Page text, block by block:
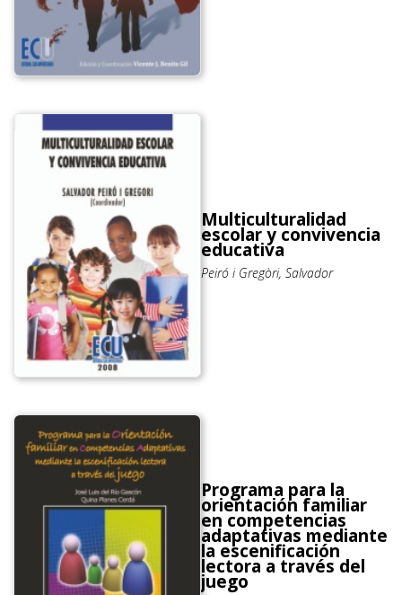
Multiculturalidad
escolar y convivencia
educativa
Peiró i Gregòri, Salvador
Programa para la
orientación familiar
en competencias
adaptativas mediante
la escenificación
lectora a través del
juego